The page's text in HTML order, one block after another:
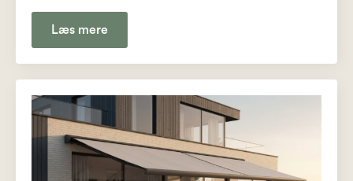
Læs mere